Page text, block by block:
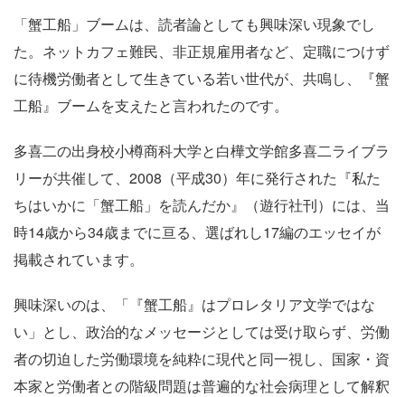
「蟹工船」ブームは、読者論としても興味深い現象でし
た。ネットカフェ難民、非正規雇用者など、定職につけず
に待機労働者として生きている若い世代が、共鳴し、『蟹
工船』ブームを支えたと言われたのです。
多喜二の出身校小樽商科大学と白樺文学館多喜二ライブラ
リーが共催して、 2008 （平成30）年に発行された『私た
ちはいかに「蟹工船」を読んだか』（遊行社刊）には、当
時14歳から34歳までに亘る、選ばれし17編のエッセイが
掲載されています。
興味深いのは、「『蟹工船』はプロレタリア文学ではな
い」とし、政治的なメッセージとしては受け取らず、労働
者の切迫した労働環境を純粋に現代と同一視し、国家・資
本家と労働者との階級問題は普遍的な社会病理として解釈